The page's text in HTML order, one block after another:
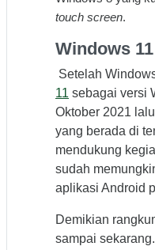
touch screen.
Windows 11
Setelah
11 sebagai versi
Oktober 2021
yang berada di
mendukung
sudah
aplikasi Android
Demikian
sampai